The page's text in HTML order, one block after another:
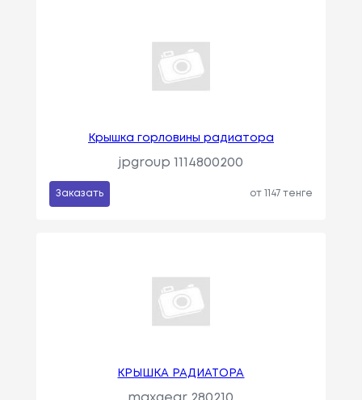
Крышка горловины радиатора
jpgroup 1114800200
Заказать от 1147 тенге
КРЫШКА РАДИАТОРА